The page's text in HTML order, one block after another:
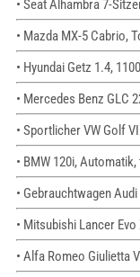
• Seat Alhambra 7-
• Mazda MX-5 Cabrio,
• Hyundai Getz 1.4,
• Mercedes Benz GLC
• Sportlicher VW Golf
• BMW 120i,
• Gebrauchtwagen
• Mitsubishi Lancer
• Alfa Romeo Giulietta